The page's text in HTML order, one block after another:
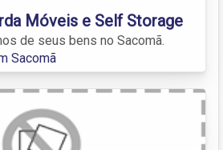
Móveis e Self Storage
de seus bens no Sacomã.
Sacomã